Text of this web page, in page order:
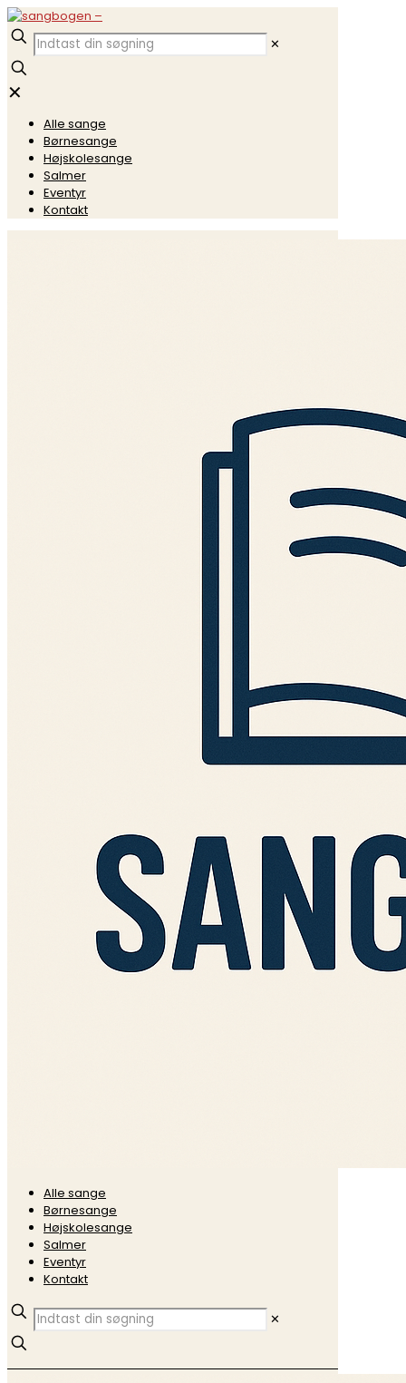
✕
✕
Alle sange
Børnesange
Højskolesange
Salmer
Eventyr
Kontakt
Alle sange
Børnesange
Højskolesange
Salmer
Eventyr
Kontakt
✕